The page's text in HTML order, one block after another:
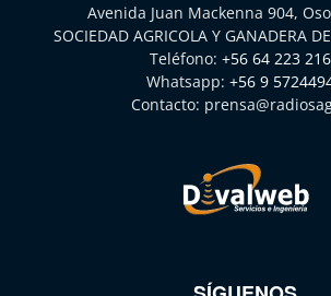
Avenida Juan Mackenna 904,
SOCIEDAD AGRICOLA Y GANADERA
Teléfono: +56 64 223
Whatsapp: +56 9
Contacto: